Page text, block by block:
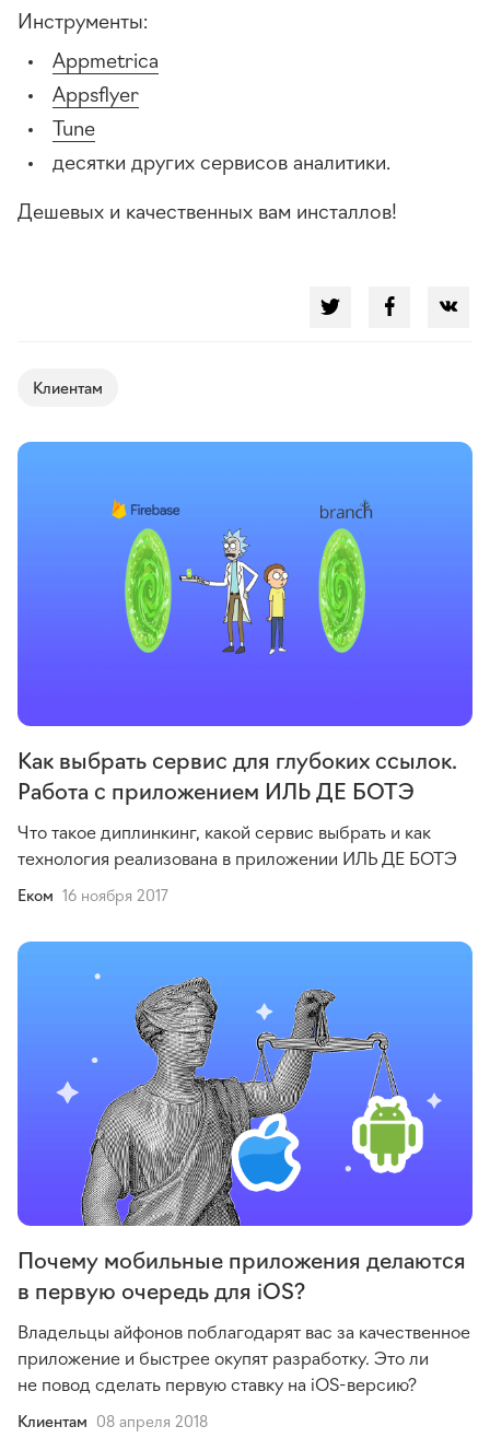
Инструменты:
Appmetrica
Appsflyer
Tune
десятки других сервисов аналитики.
Дешевых и качественных вам инсталлов!
Клиентам
Как выбрать сервис для глубоких ссылок.
Работа с приложением ИЛЬ ДЕ БОТЭ
Что такое диплинкинг, какой сервис выбрать и как
технология реализована в приложении ИЛЬ ДЕ БОТЭ
Еком 16 ноября 2017
Почему мобильные приложения делаются
в первую очередь для iOS?
Владельцы айфонов поблагодарят вас за качественное
приложение и быстрее окупят разработку. Это ли
не повод сделать первую ставку на iOS-версию?
Клиентам 08 апреля 2018